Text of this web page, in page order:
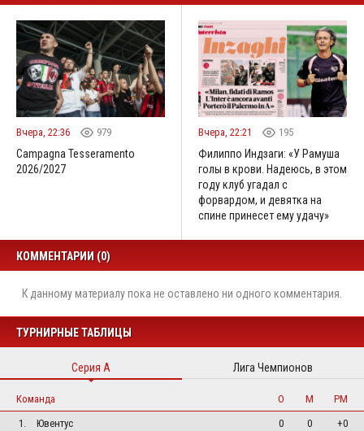
Вчера, 22:36 979
Campagna Tesseramento
2026/2027
Вчера, 22:21 195
Филиппо Индзаги: «У Рамуша
голы в крови. Надеюсь, в этом
году клуб угадал с
форвардом, и девятка на
спине принесет ему удачу»
КОММЕНТАРИИ (0)
К данному материалу пока не оставлено ни одного комментария.
ТУРНИРНЫЕ ТАБЛИЦЫ
Серия А Лига Чемпионов
Команда О М
РМ
1.
Ювентус 0 0
+0